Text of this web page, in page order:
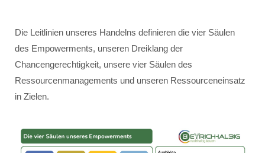
Die Leitlinien unseres Handelns definieren die vier Säulen
des Empowerments, unseren Dreiklang der
Chancengerechtigkeit, unsere vier Säulen des
Ressourcenmanagements und unseren Ressourceneinsatz
in Zielen.